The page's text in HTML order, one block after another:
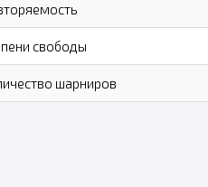
свободы
шарниров